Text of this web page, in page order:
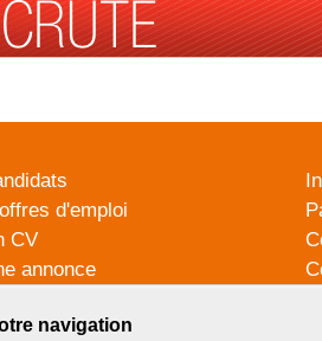
navigation
d'emploi
CV
annonce